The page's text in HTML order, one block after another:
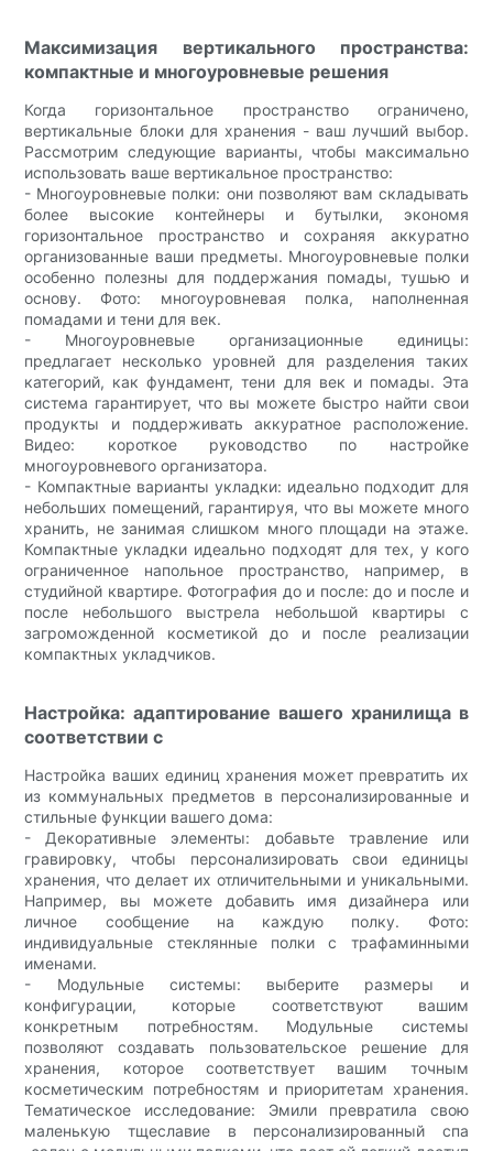
Максимизация вертикального пространства:
компактные и многоуровневые решения
Когда горизонтальное пространство ограничено,
вертикальные блоки для хранения - ваш лучший выбор.
Рассмотрим следующие варианты, чтобы максимально
использовать ваше вертикальное пространство:
- Многоуровневые полки: они позволяют вам складывать
более высокие контейнеры и бутылки, экономя
горизонтальное пространство и сохраняя аккуратно
организованные ваши предметы. Многоуровневые полки
особенно полезны для поддержания помады, тушью и
основу. Фото: многоуровневая полка, наполненная
помадами и тени для век.
- Многоуровневые организационные единицы:
предлагает несколько уровней для разделения таких
категорий, как фундамент, тени для век и помады. Эта
система гарантирует, что вы можете быстро найти свои
продукты и поддерживать аккуратное расположение.
Видео: короткое руководство по настройке
многоуровневого организатора.
- Компактные варианты укладки: идеально подходит для
небольших помещений, гарантируя, что вы можете много
хранить, не занимая слишком много площади на этаже.
Компактные укладки идеально подходят для тех, у кого
ограниченное напольное пространство, например, в
студийной квартире. Фотография до и после: до и после и
после небольшого выстрела небольшой квартиры с
загроможденной косметикой до и после реализации
компактных укладчиков.
Настройка: адаптирование вашего хранилища в
соответствии с
Настройка ваших единиц хранения может превратить их
из коммунальных предметов в персонализированные и
стильные функции вашего дома:
- Декоративные элементы: добавьте травление или
гравировку, чтобы персонализировать свои единицы
хранения, что делает их отличительными и уникальными.
Например, вы можете добавить имя дизайнера или
личное сообщение на каждую полку. Фото:
индивидуальные стеклянные полки с трафаминными
именами.
- Модульные системы: выберите размеры и
конфигурации, которые соответствуют вашим
конкретным потребностям. Модульные системы
позволяют создавать пользовательское решение для
хранения, которое соответствует вашим точным
косметическим потребностям и приоритетам хранения.
Тематическое исследование: Эмили превратила свою
маленькую тщеславие в персонализированный спа